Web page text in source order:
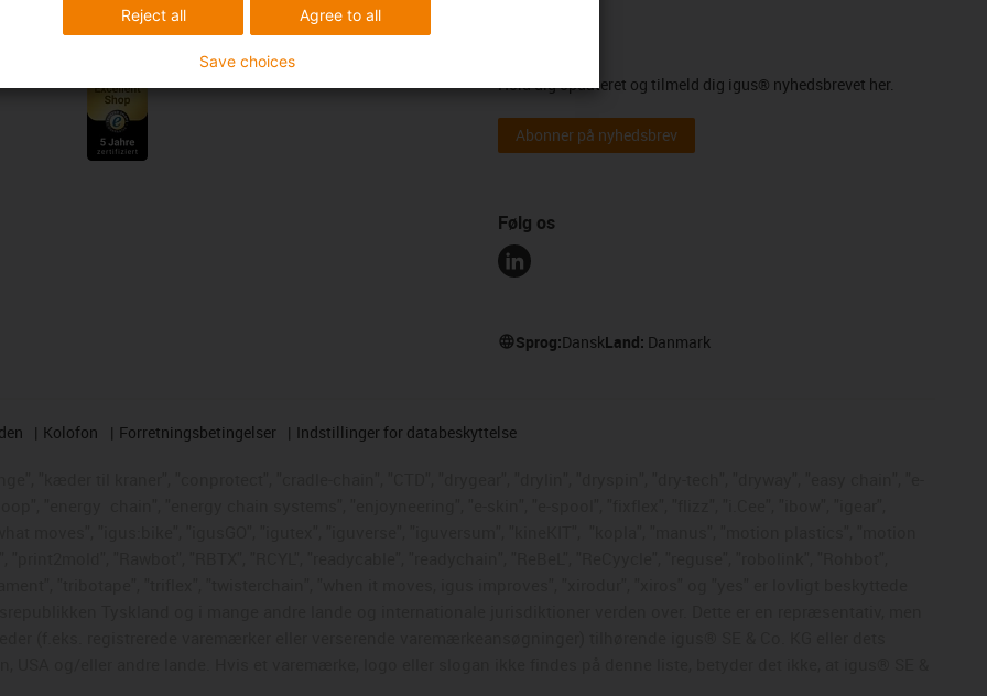
Hold dig opdateret og tilmeld dig igus® nyhedsbrevet her.
Abonner på nyhedsbrev
Følg os
Sprog:DanskLand: Danmark
Kolofon Forretningsbetingelser Indstillinger for databeskyttelse
Agree to all
Reject all
Save choices